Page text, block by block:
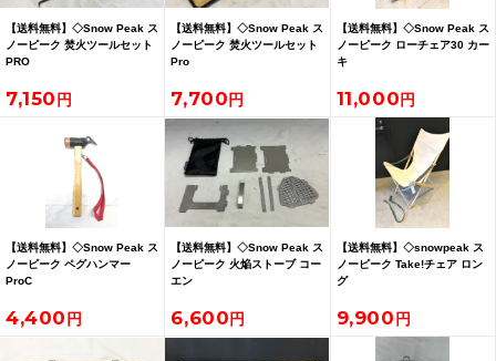
【送料無料】◇Snow Peak ス
ノーピーク 焚火ツールセット
PRO
7,150
【送料無料】◇Snow Peak ス
ノーピーク 焚火ツールセット
Pro
7,700
【送料無料】◇Snow Peak ス
ノーピーク ローチェア30 カー
キ
11,000
【送料無料】◇Snow Peak ス
ノーピーク ペグハンマー
ProC
4,400
【送料無料】◇Snow Peak ス
ノーピーク 火焔ストーブ コー
エン
6,600
【送料無料】◇snowpeak ス
ノーピーク Take!チェア ロン
グ
9,900